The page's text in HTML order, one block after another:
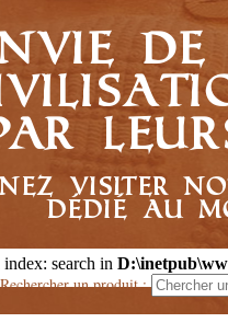
visiter
dédié au
search in
Rechercher un produit :